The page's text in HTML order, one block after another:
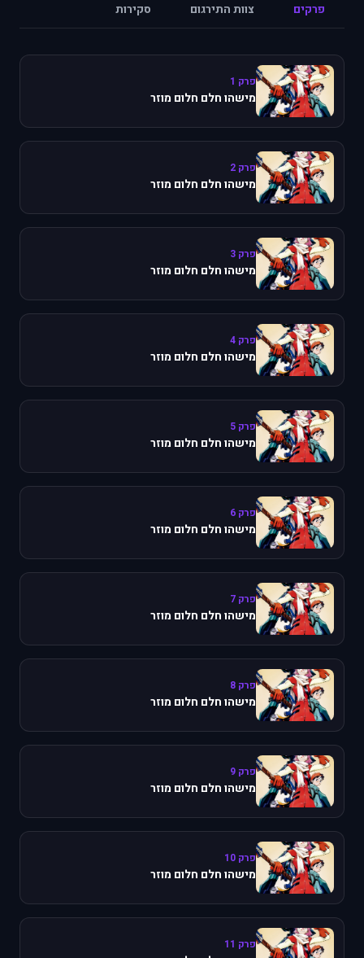
פרקים צוות התירגום סקירות
פרק 1
מישהו חלם חלום מוזר
פרק 2
מישהו חלם חלום מוזר
פרק 3
מישהו חלם חלום מוזר
פרק 4
מישהו חלם חלום מוזר
פרק 5
מישהו חלם חלום מוזר
פרק 6
מישהו חלם חלום מוזר
פרק 7
מישהו חלם חלום מוזר
פרק 8
מישהו חלם חלום מוזר
פרק 9
מישהו חלם חלום מוזר
פרק 10
מישהו חלם חלום מוזר
פרק 11